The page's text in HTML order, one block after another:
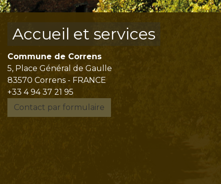
Accueil et services
Commune de Correns
5, Place Général de Gaulle
83570 Correns - FRANCE
+33 4 94 37 21 95
Contact par formulaire